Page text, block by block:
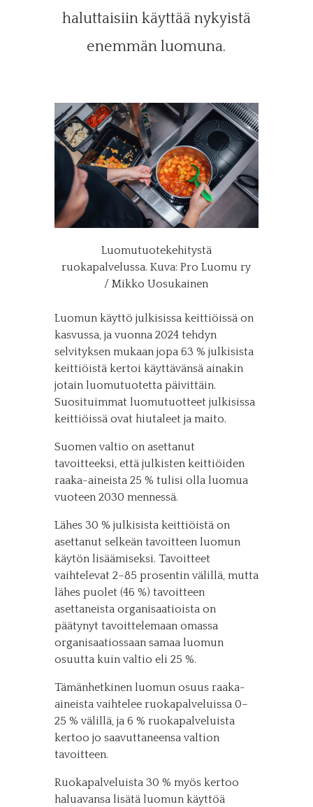
haluttaisiin käyttää nykyistä
enemmän luomuna.
Luomutuotekehitystä
ruokapalvelussa. Kuva: Pro Luomu ry
/ Mikko Uosukainen
Luomun käyttö julkisissa keittiöissä on
kasvussa, ja vuonna 2024 tehdyn
selvityksen mukaan jopa 63 % julkisista
keittiöistä kertoi käyttävänsä ainakin
jotain luomutuotetta päivittäin.
Suosituimmat luomutuotteet julkisissa
keittiöissä ovat hiutaleet ja maito.
Suomen valtio on asettanut
tavoitteeksi, että julkisten keittiöiden
raaka-aineista 25 % tulisi olla luomua
vuoteen 2030 mennessä.
Lähes 30 % julkisista keittiöistä on
asettanut selkeän tavoitteen luomun
käytön lisäämiseksi. Tavoitteet
vaihtelevat 2–85 prosentin välillä, mutta
lähes puolet (46 %) tavoitteen
asettaneista organisaatioista on
päätynyt tavoittelemaan omassa
organisaatiossaan samaa luomun
osuutta kuin valtio eli 25 %.
Tämänhetkinen luomun osuus raaka-
aineista vaihtelee ruokapalveluissa 0–
25 % välillä, ja 6 % ruokapalveluista
kertoo jo saavuttaneensa valtion
tavoitteen.
Ruokapalveluista 30 % myös kertoo
haluavansa lisätä luomun käyttöä